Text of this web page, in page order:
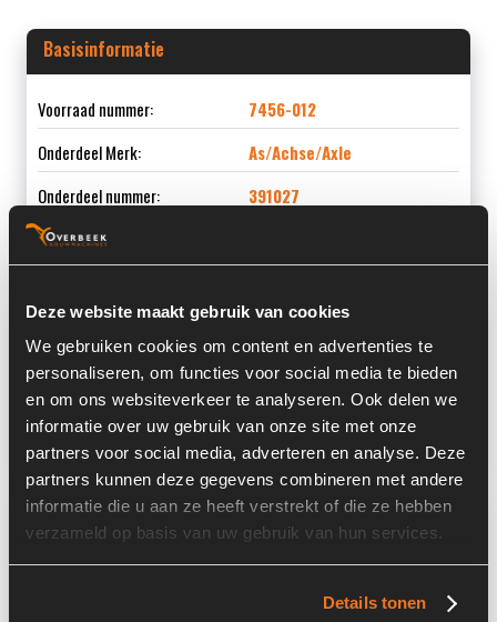
Deze website maakt gebruik van cookies
We gebruiken cookies om content en advertenties te
personaliseren, om functies voor social media te bieden
en om ons websiteverkeer te analyseren. Ook delen we
informatie over uw gebruik van onze site met onze
partners voor social media, adverteren en analyse. Deze
partners kunnen deze gegevens combineren met andere
informatie die u aan ze heeft verstrekt of die ze hebben
verzameld op basis van uw gebruik van hun services.
Details tonen
Basisinformatie
Voorraad nummer:
7456-012
Onderdeel Merk:
As/Achse/Axle
Onderdeel nummer:
391027
Informatie
Locatie:
4C9P
Land:
Nederland
Overige informatie
Stock number: 7456-012